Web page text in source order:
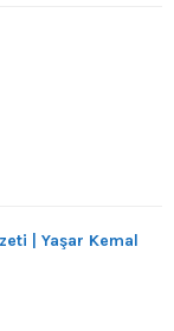
| Yaşar Kemal